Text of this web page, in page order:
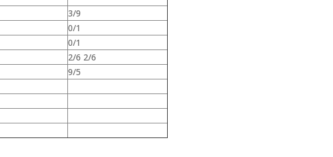
3/9
0/1
0/1
2/6 2/6
9/5